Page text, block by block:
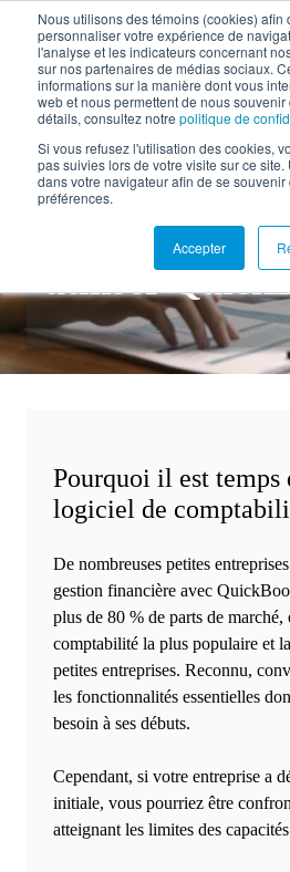
Nous utilisons des témoins (cookies) afin
personnaliser votre expérience de
l'analyse et les indicateurs concernant
sur nos partenaires de médias sociaux.
informations sur la manière dont vous
web et nous permettent de nous
détails, consultez notre politique de
Si vous refusez l'utilisation des cookies,
pas suivies lors de votre visite sur ce
dans votre navigateur afin de se
préférences.
Accepter
Retour à la documentation
Identifiez les
cachés de
utiliser
Pourquoi il est temps
logiciel de
De nombreuses petites
gestion financière avec
plus de 80 % de parts de marché,
comptabilité la plus populaire et
petites entreprises. Reconnu,
les fonctionnalités essentielles
besoin à ses débuts.
Cependant, si votre entreprise a
initiale, vous pourriez être
atteignant les limites des